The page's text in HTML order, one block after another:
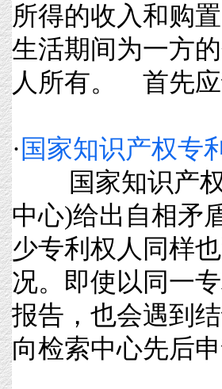
所得的收入和购
生活期间为一方
人所有。 首先应
· 国家知识产权专
国家知识产权
中心)给出自相矛
少专利权人同样
况。即使以同一
报告，也会遇到
向检索中心先后